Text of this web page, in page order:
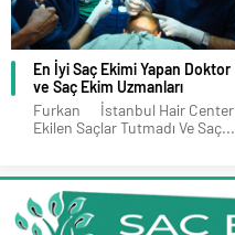
En İyi Saç Ekimi Yapan Doktor
ve Saç Ekim Uzmanları
Furkan İstanbul Hair Center
Ekilen Saçlar Tutmadı Ve Saç...